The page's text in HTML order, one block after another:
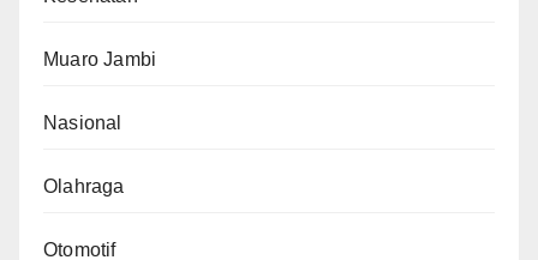
Muaro Jambi
Nasional
Olahraga
Otomotif